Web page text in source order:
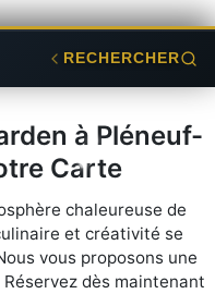
RECHERCHER
à Pléneuf-
Carte
chaleureuse de
et créativité se
vous proposons une
dès maintenant